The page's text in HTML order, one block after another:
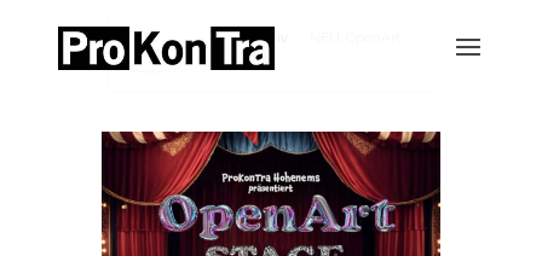
Home Events-Archiv
Stage